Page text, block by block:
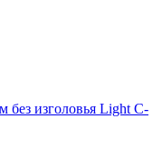
без изголовья Light С-